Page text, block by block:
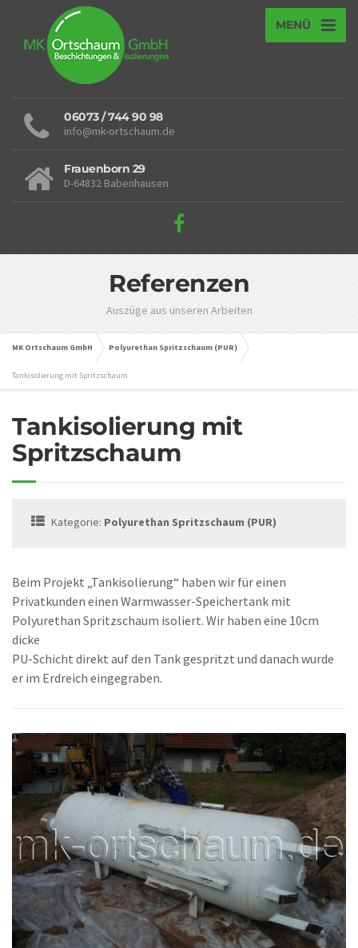
MENÜ
06073 / 744 90 98
info@mk-ortschaum.de
Frauenborn 29
D-64832 Babenhausen
Referenzen
Auszüge aus unseren Arbeiten
MK Ortschaum GmbH Polyurethan Spritzschaum (PUR)
Tankisolierung mit Spritzschaum
Tankisolierung mit
Spritzschaum
Kategorie: Polyurethan Spritzschaum (PUR)
Beim Projekt „Tankisolierung“ haben wir für einen
Privatkunden einen Warmwasser-Speichertank mit
Polyurethan Spritzschaum isoliert. Wir haben eine 10cm
dicke
PU-Schicht direkt auf den Tank gespritzt und danach wurde
er im Erdreich eingegraben.